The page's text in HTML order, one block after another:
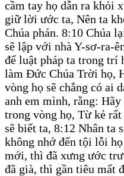
cầm tay họ dẫn ra khỏi
giữ lời ước ta, Nên ta
Chúa phán. 8:10 Chúa
sẽ lập với nhà Y-sơ-ra-
để luật pháp ta trong trí
làm Đức Chúa Trời họ,
vòng họ sẽ chẳng có ai
anh em mình, rằng:
trong vòng họ, Từ kẻ
sẽ biết ta, 8:12 Nhân ta
không nhớ đến tội lỗi
mới, thì đã xưng ước
đã già, thì gần tiêu mất